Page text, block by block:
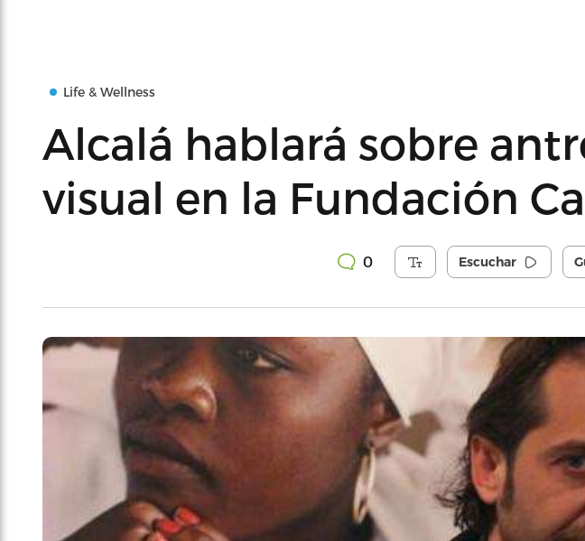
Life & Wellness
Alcalá hablará sobre
visual en la Fundación
0 Escuchar